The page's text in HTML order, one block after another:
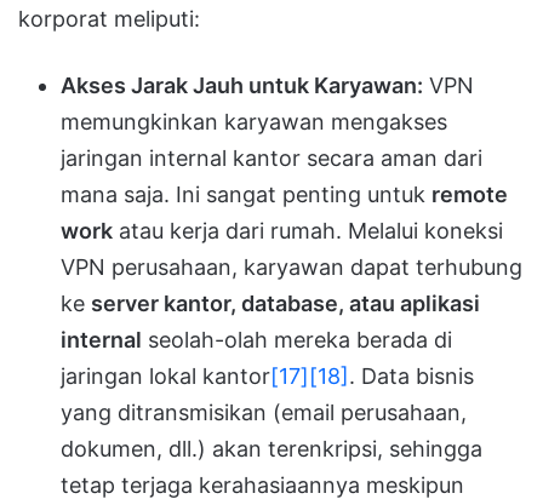
korporat meliputi:
Akses Jarak Jauh untuk Karyawan: VPN
memungkinkan karyawan mengakses
jaringan internal kantor secara aman dari
mana saja. Ini sangat penting untuk remote
work atau kerja dari rumah. Melalui koneksi
VPN perusahaan, karyawan dapat terhubung
ke server kantor, database, atau aplikasi
internal seolah-olah mereka berada di
jaringan lokal kantor[17][18] . Data bisnis
yang ditransmisikan (email perusahaan,
dokumen, dll.) akan terenkripsi, sehingga
tetap terjaga kerahasiaannya meskipun